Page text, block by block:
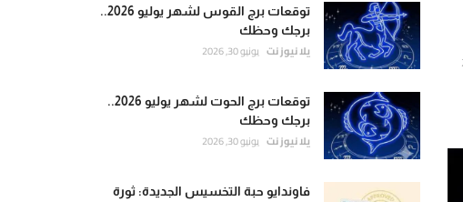
توقعات برج القوس لشهر يوليو 2026..
برجك وحظك
يلا نيوز نت يونيو 30, 2026
توقعات برج الحوت لشهر يوليو 2026..
برجك وحظك
يلا نيوز نت يونيو 30, 2026
فاوندايو حبة التخسيس الجديدة: ثورة